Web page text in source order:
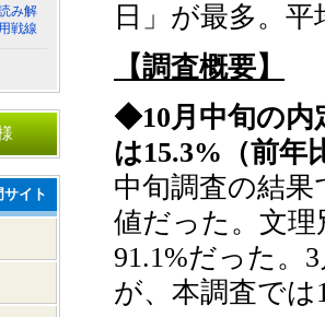
日」が最多。
【調査概要】
◆10月中旬の内
は15.3%（前年
中旬調査の結果
値だった。文理
91.1%だった。
が、本調査で
み解
戦線
サイト